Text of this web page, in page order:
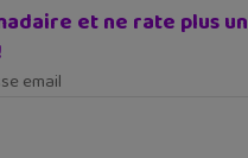
et ne rate plus un
email